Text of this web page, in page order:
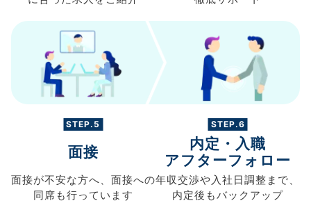
STEP.5
面接
面接が不安な方へ、 面接への
同席も行っています
STEP.6
内定・入職
アフターフォロー
年収交渉や入社日調整まで、
内定後もバックアップ